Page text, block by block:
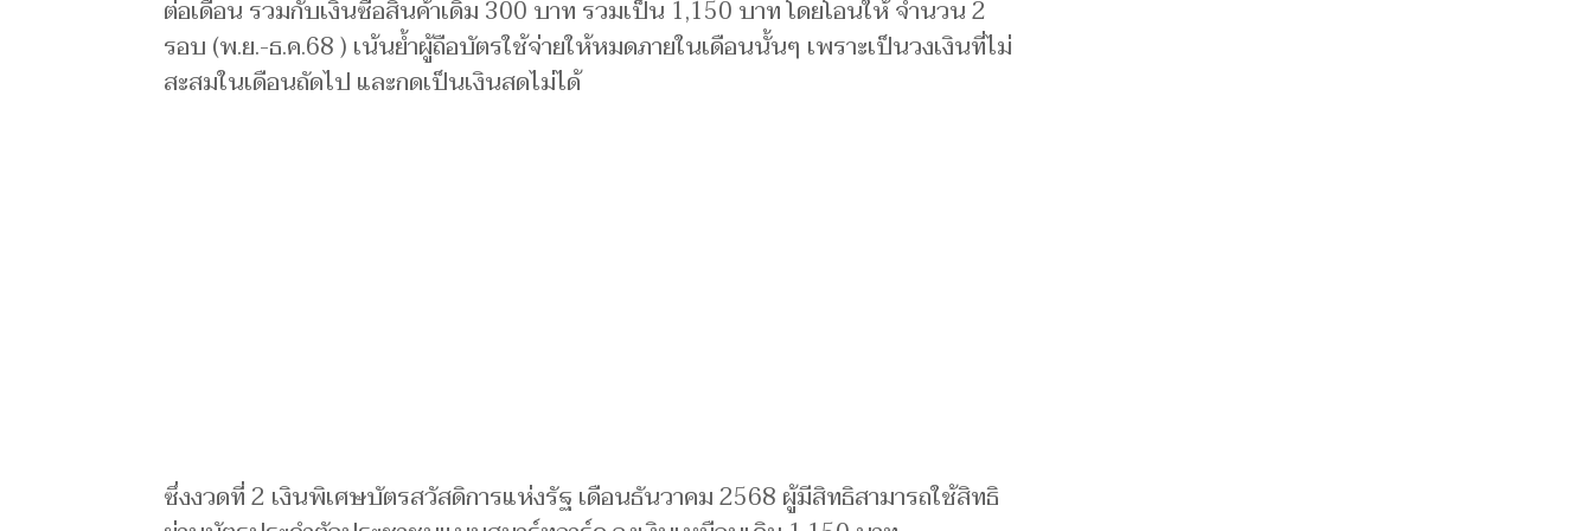
ต่อเดือน รวมกับเงินซื้อสินค้าเดิม 300 บาท รวมเป็น 1,150 บาท โดยโอนให้ จำนวน 2
รอบ (พ.ย.-ธ.ค.68 ) เน้นย้ำผู้ถือบัตรใช้จ่ายให้หมดภายในเดือนนั้นๆ เพราะเป็นวงเงินที่ไม่
สะสมในเดือนถัดไป และกดเป็นเงินสดไม่ได้
ซึ่งงวดที่ 2 เงินพิเศษบัตรสวัสดิการแห่งรัฐ เดือนธันวาคม 2568 ผู้มีสิทธิสามารถใช้สิทธิ